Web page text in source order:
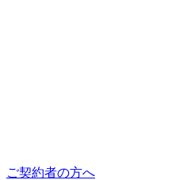
ご契約者の方へ